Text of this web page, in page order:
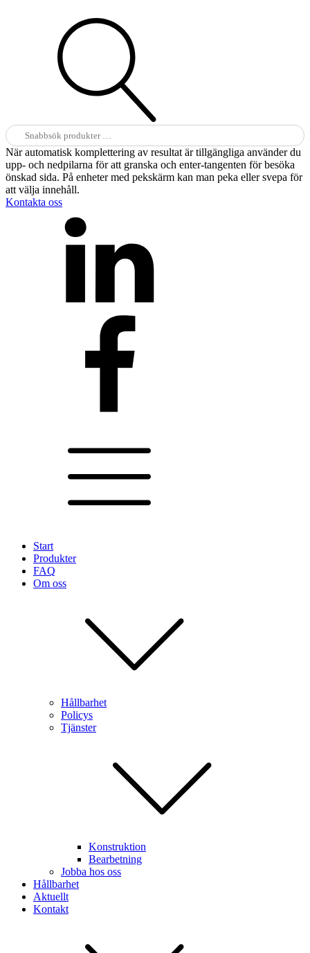
Sök
efter:
När automatisk komplettering av resultat är tillgängliga använder du
upp- och nedpilarna för att granska och enter-tangenten för besöka
önskad sida. På enheter med pekskärm kan man peka eller svepa för
att välja innehåll.
Kontakta oss
Start
Produkter
FAQ
Om oss
Hållbarhet
Policys
Tjänster
Konstruktion
Bearbetning
Jobba hos oss
Hållbarhet
Aktuellt
Kontakt